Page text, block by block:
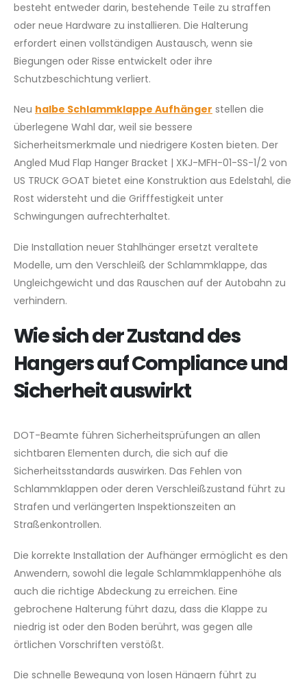
besteht entweder darin, bestehende Teile zu straffen
oder neue Hardware zu installieren. Die Halterung
erfordert einen vollständigen Austausch, wenn sie
Biegungen oder Risse entwickelt oder ihre
Schutzbeschichtung verliert.
Neu halbe Schlammklappe Aufhänger stellen die
überlegene Wahl dar, weil sie bessere
Sicherheitsmerkmale und niedrigere Kosten bieten. Der
Angled Mud Flap Hanger Bracket | XKJ-MFH-01-SS-1/2 von
US TRUCK GOAT bietet eine Konstruktion aus Edelstahl, die
Rost widersteht und die Grifffestigkeit unter
Schwingungen aufrechterhaltet.
Die Installation neuer Stahlhänger ersetzt veraltete
Modelle, um den Verschleiß der Schlammklappe, das
Ungleichgewicht und das Rauschen auf der Autobahn zu
verhindern.
Wie sich der Zustand des
Hangers auf Compliance und
Sicherheit auswirkt
DOT-Beamte führen Sicherheitsprüfungen an allen
sichtbaren Elementen durch, die sich auf die
Sicherheitsstandards auswirken. Das Fehlen von
Schlammklappen oder deren Verschleißzustand führt zu
Strafen und verlängerten Inspektionszeiten an
Straßenkontrollen.
Die korrekte Installation der Aufhänger ermöglicht es den
Anwendern, sowohl die legale Schlammklappenhöhe als
auch die richtige Abdeckung zu erreichen. Eine
gebrochene Halterung führt dazu, dass die Klappe zu
niedrig ist oder den Boden berührt, was gegen alle
örtlichen Vorschriften verstößt.
Die schnelle Bewegung von losen Hängern führt zu